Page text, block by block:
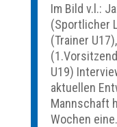
Im Bild v.l.:
(Sportlicher
(Trainer
U19)
aktuellen
Mannschaft
Wochen